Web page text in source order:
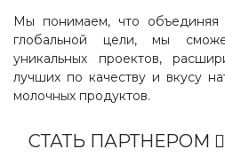
Мы понимаем, что
глобальной цели, мы
уникальных проектов,
лучших по качеству и вкусу
молочных продуктов.
СТАТЬ ПАРТНЕРОМ